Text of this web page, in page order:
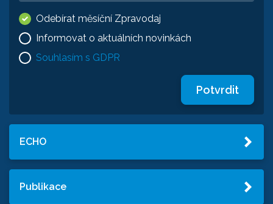
Odebírat měsíční Zpravodaj
Informovat o aktuálních novinkách
Souhlasím s GDPR
Potvrdit
ECHO
Publikace